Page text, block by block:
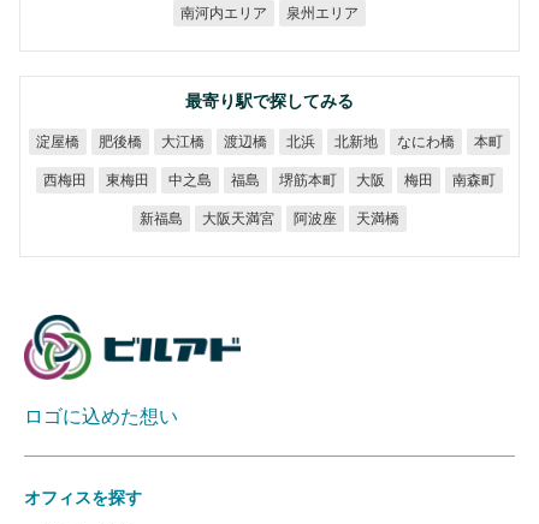
南河内エリア 泉州エリア
最寄り駅で探してみる
淀屋橋 肥後橋 大江橋 渡辺橋 北浜 北新地 なにわ橋 本町
西梅田 東梅田 中之島 福島 堺筋本町 大阪 梅田 南森町
新福島 大阪天満宮 阿波座 天満橋
ロゴに込めた想い
オフィスを探す